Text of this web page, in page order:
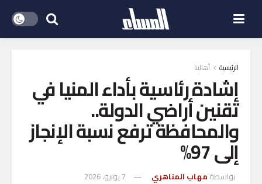
الرئيسية أهالينا
إشادة رئاسية بأداء المنيا في
تقنين أراضي الدولة..
والمحافظة ترفع نسبة الإنجاز
إلى 97%
بواسطة مهاب المناهري 7 يونيو، 2026